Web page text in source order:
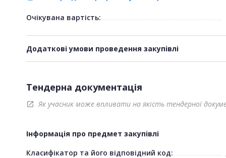
Очікувана вартість:
Додаткові умови проведення закупівлі
Тендерна документація
open_in_new Як учасник може впливати на якість тендерної
Інформація про предмет закупівлі
Класифікатор та його відповідний код: